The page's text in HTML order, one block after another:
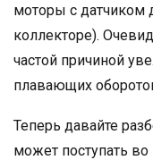
моторы с датчиком
коллекторе).
частой причиной
плавающих
Теперь давайте
может поступать во